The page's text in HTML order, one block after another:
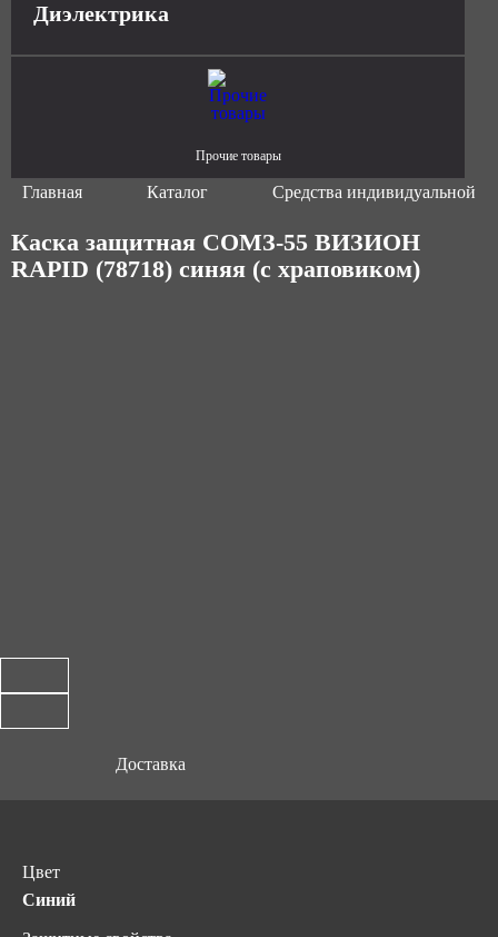
Диэлектрика
Прочие товары
Главная Каталог Средства индивидуальной
Каска защитная СОМЗ-55 ВИЗИОН
RAPID (78718) синяя (с храповиком)
Доставка
Цвет
Синий